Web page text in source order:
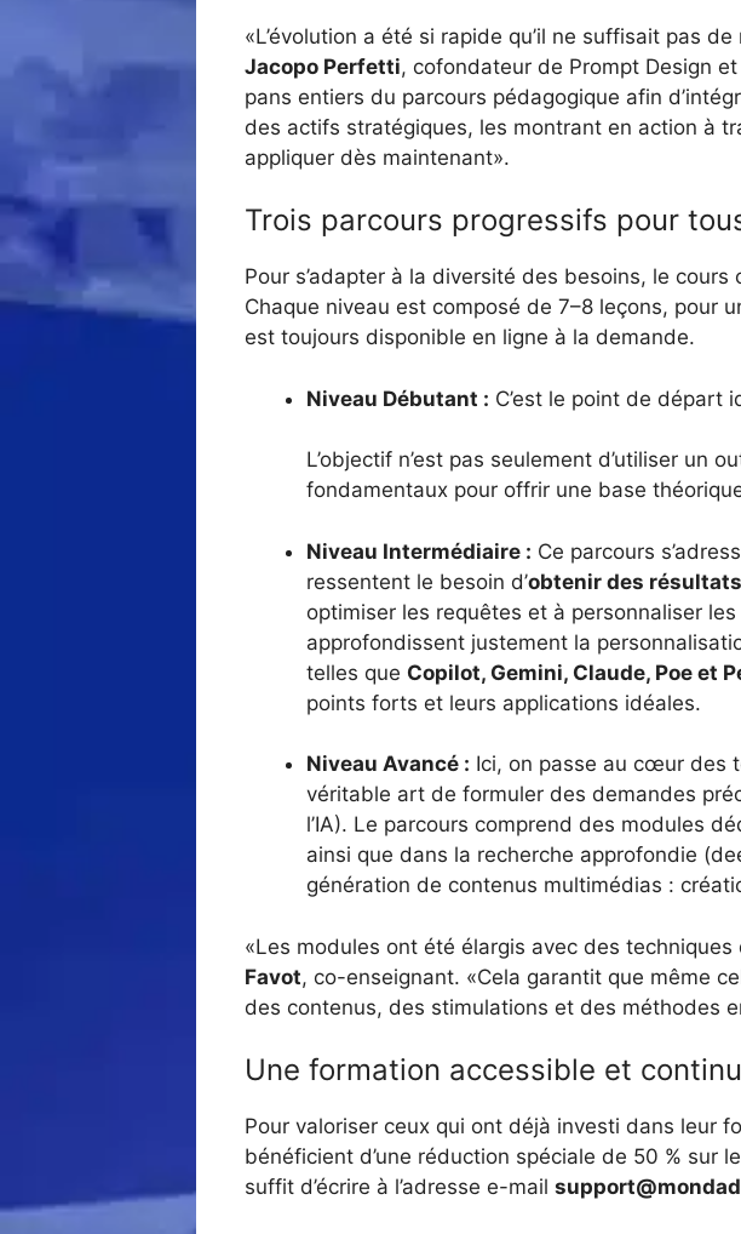
«L’évolution a été si rapide qu’il ne suffisait pas
Jacopo Perfetti, cofondateur de Prompt Design
pans entiers du parcours pédagogique afin
des actifs stratégiques, les montrant en action à
appliquer dès maintenant».
Trois parcours progressifs pour
Pour s’adapter à la diversité des besoins, le
Chaque niveau est composé de 7–8 leçons, pour
est toujours disponible en ligne à la demande.
Niveau Débutant : C’est le point de départ
L’objectif n’est pas seulement d’utiliser un
fondamentaux pour offrir une base
Niveau Intermédiaire : Ce parcours
ressentent le besoin d’obtenir des
optimiser les requêtes et à personnaliser
approfondissent justement la
telles que Copilot, Gemini, Claude, Poe et
points forts et leurs applications idéales.
Niveau Avancé : Ici, on passe au cœur des
véritable art de formuler des demandes
l’IA). Le parcours comprend des modules
ainsi que dans la recherche approfondie
génération de contenus multimédias :
«Les modules ont été élargis avec des
Favot, co-enseignant. «Cela garantit que même
des contenus, des stimulations et des méthodes
Une formation accessible et
Pour valoriser ceux qui ont déjà investi dans leur
bénéficient d’une réduction spéciale de 50 % sur
suffit d’écrire à l’adresse e-mail